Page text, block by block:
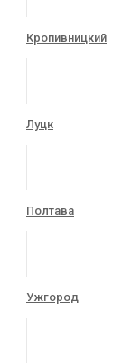
Кропивницкий
Луцк
Полтава
Ужгород